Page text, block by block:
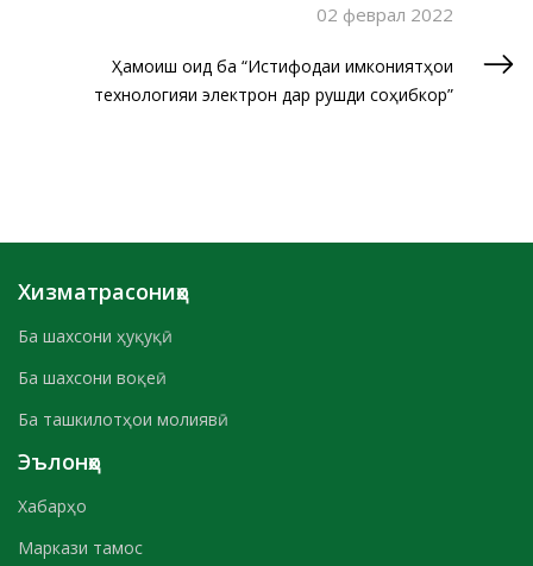
02 феврал 2022
Ҳамоиш оид ба “Истифодаи имкониятҳои
технологияи электронӣ дар рушди соҳибкорӣ”
Хизматрасониҳо
Ба шахсони ҳуқуқӣ
Ба шахсони воқеӣ
Ба ташкилотҳои молиявӣ
Эълонҳо
Хабарҳо
Маркази тамос